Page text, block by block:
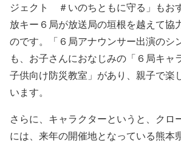
ジェクト ＃いのちともに守る」もお
放キー６局が放送局の垣根を越えて協
のです。「６局アナウンサー出演のシ
も、お子さんにおなじみの「６局キャ
子供向け防災教室」があり、親子で楽
います。
さらに、キャラクターというと、クロ
には、来年の開催地となっている熊本